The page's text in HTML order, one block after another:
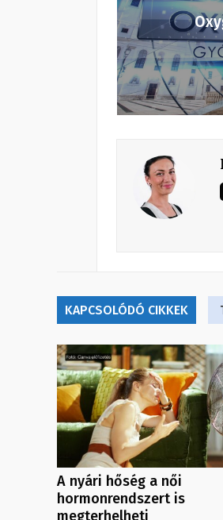
KAPCSOLÓDÓ CIKKEK
A nyári hőség a női
hormonrendszert is
megterhelheti